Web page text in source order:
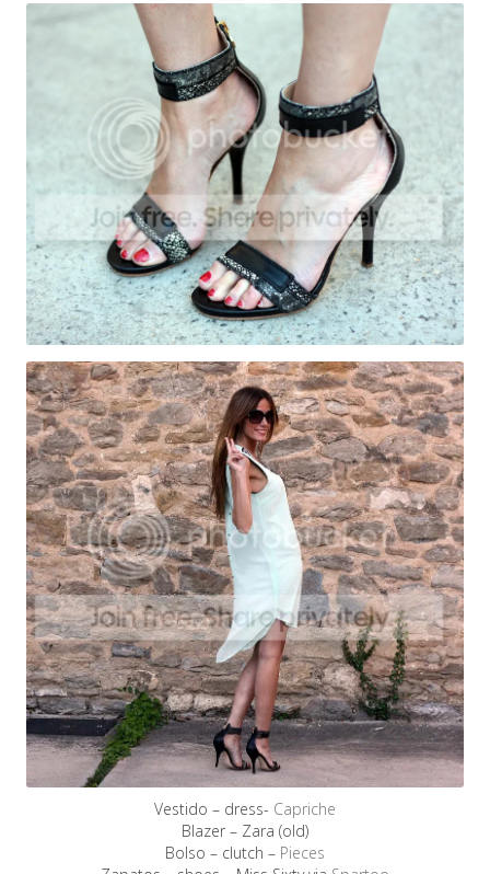
Vestido – dress- Capriche
Blazer – Zara (old)
Bolso – clutch – Pieces